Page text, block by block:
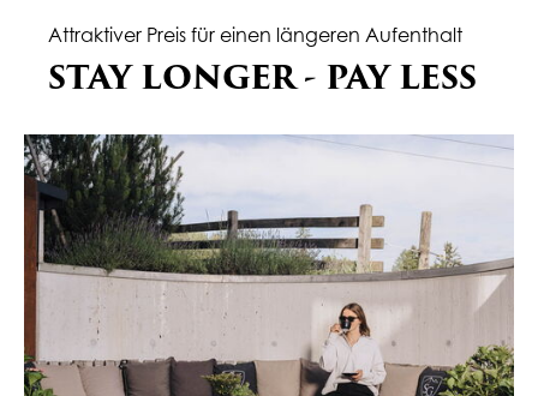
Attraktiver Preis für einen längeren Aufenthalt
STAY LONGER - PAY LESS